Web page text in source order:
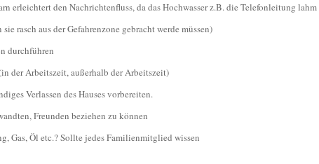
erleichtert den Nachrichtenfluss, da das Hochwasser z.B. die Telefonleitung
rasch aus der Gefahrenzone gebracht werde müssen)
durchführen
der Arbeitszeit, außerhalb der Arbeitszeit)
Verlassen des Hauses vorbereiten.
Freunden beziehen zu können
Gas, Öl etc.? Sollte jedes Familienmitglied wissen